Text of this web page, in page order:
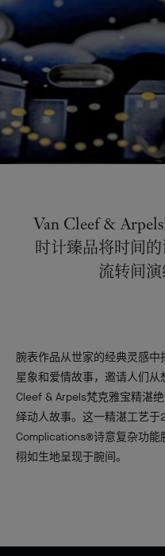
Van Cleef &
时计臻品将时间
流转间演
腕表作品从世家的经典灵感
星象和爱情故事，邀请人们从
Cleef & Arpels梵克雅宝精湛
绎动人故事。这一精湛工艺
Complications®诗意复杂功能
栩如生地呈现于腕间。